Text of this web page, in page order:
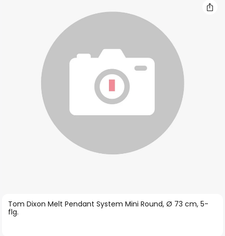
Zum
Anfang
Tom Dixon Melt Pendant System Mini Round, Ø 73 cm, 5-
flg.